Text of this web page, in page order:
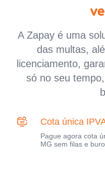
A Zapay é uma
das multas,
licenciamento,
só no seu
Cota única
Pague agora cota
MG sem filas e